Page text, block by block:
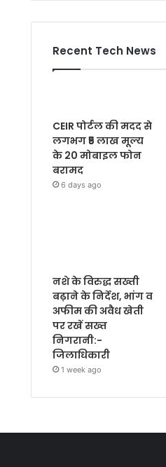
Recent Tech News
CEIR पोर्टल की मदद से
लगभग ₹5 लाख मूल्य
के 20 मोबाइल फोन
बरामद
6 days ago
नशे के विरुद्ध सख्ती
बढ़ाने के निर्देश, भांग व
अफीम की अवैध खेती
पर रखें सख्त
निगरानी:-
जिलाधिकारी
1 week ago